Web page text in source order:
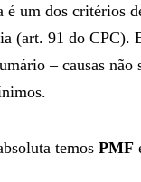
é um dos critérios
(art. 91 do CPC).
– causas não
temos PMF